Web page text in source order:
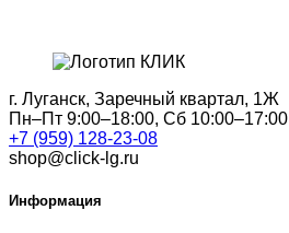
г. Луганск, Заречный квартал, 1Ж
Пн–Пт 9:00–18:00, Сб 10:00–17:00
+7 (959) 128-23-08
shop@click-lg.ru
Информация